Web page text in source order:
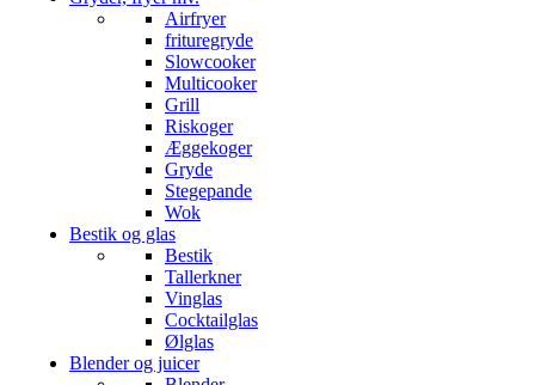
Airfryer
frituregryde
Slowcooker
Multicooker
Grill
Riskoger
Æggekoger
Gryde
Stegepande
Wok
Bestik og glas
Bestik
Tallerkner
Vinglas
Cocktailglas
Ølglas
Blender og juicer